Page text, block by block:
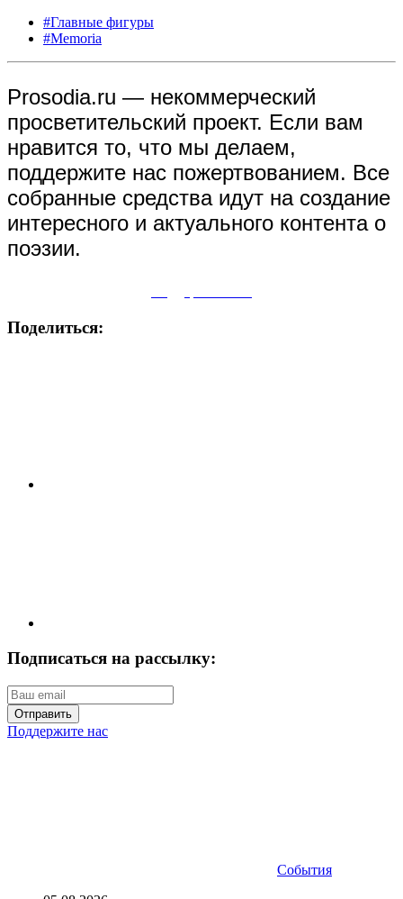
#Главные фигуры
#Memoria
Prosodia.ru — некоммерческий
просветительский проект. Если вам
нравится то, что мы делаем,
поддержите нас пожертвованием. Все
собранные средства идут на создание
интересного и актуального контента о
поэзии.
Поделиться:
Подписаться на рассылку:
Отправить
Поддержите нас
События